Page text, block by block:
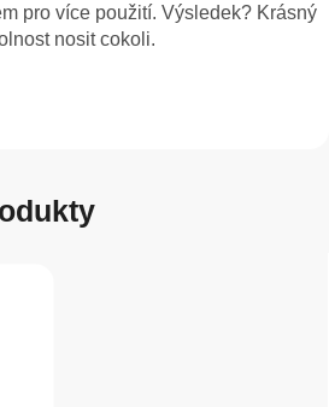
pro více použití. Výsledek? Krásný
nosit cokoli.